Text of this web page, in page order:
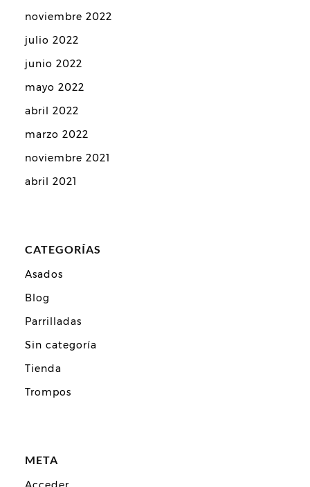
noviembre 2022
julio 2022
junio 2022
mayo 2022
abril 2022
marzo 2022
noviembre 2021
abril 2021
CATEGORÍAS
Asados
Blog
Parrilladas
Sin categoría
Tienda
Trompos
META